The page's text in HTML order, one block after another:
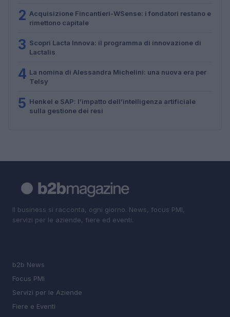
2 Acquisizione Fincantieri-WSense: i fondatori restano e
rimettono capitale
3 Scopri Lacta Innova: il programma di innovazione di
Lactalis
4 La nomina di Alessandra Michelini: una nuova era per
Telsy
5 Henkel e SAP: l’impatto dell’intelligenza artificiale
sulla gestione dei resi
Il business si racconta, ogni giorno. News, focus PMI,
servizi per le aziende, fiere ed eventi.
b2b News
Focus PMI
Servizi per le Aziende
Fiere e Eventi